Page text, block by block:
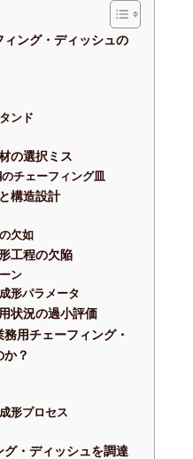
ング・ディッシュの
ンド
の選択ミス
チェーフィング皿
構造設計
欠如
工程の欠陥
ン
形パラメータ
状況の過小評価
用チェーフィング・
？
形プロセス
グ・ディッシュを調達